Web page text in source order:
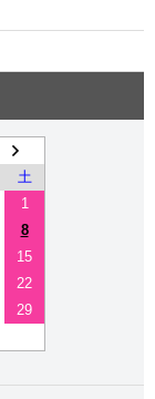
土
1
8
15
22
29